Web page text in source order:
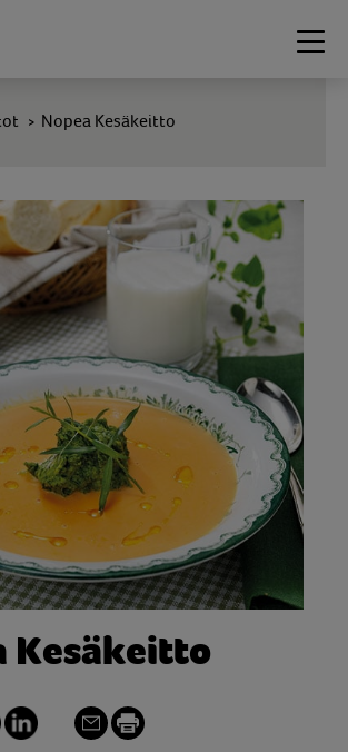
> Nopea Kesäkeitto
Kesäkeitto